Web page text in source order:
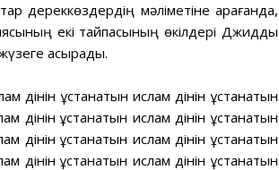
дереккөздердің мәліметіне қарағанда,
екі тайпасының өкілдері Джидды
асырады.
дінін ұстанатын ислам дінін ұстанатын
дінін ұстанатын ислам дінін ұстанатын
дінін ұстанатын ислам дінін ұстанатын
дінін ұстанатын ислам дінін ұстанатын